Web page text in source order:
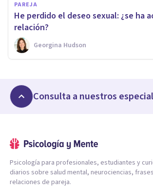
PAREJA
He perdido el deseo sexual: ¿se ha
relación?
Georgina Hudson
Consulta a nuestros
Psicología para profesionales, estudiantes y
diarios sobre salud mental, neurociencias,
relaciones de pareja.